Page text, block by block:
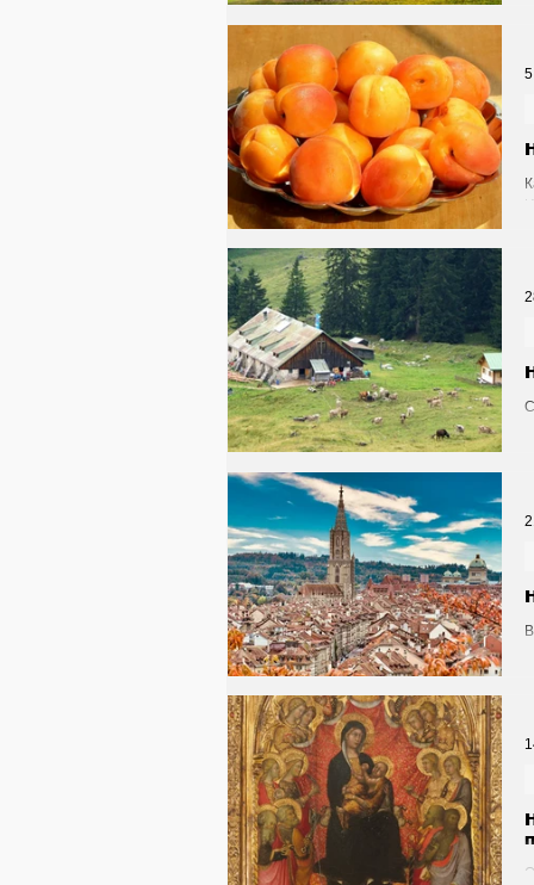
Природа - Климат
Афиша - Выставки -
Афиша - Классическая
Недвижимость